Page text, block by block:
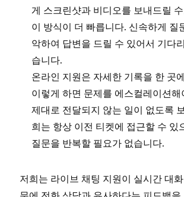
게 스크린샷과 비디오를 보내드릴
이 방식이 더 빠릅니다. 신속하게 질
악하여 답변을 드릴 수 있어서 기다
습니다.
온라인 지원은 자세한 기록을 한 곳
이렇게 하면 문제를 에스컬레이션해
제대로 전달되지 않는 일이 없도록
희는 항상 이전 티켓에 접근할 수 있
질문을 반복할 필요가 없습니다.
저희는 라이브 채팅 지원이 실시간 대